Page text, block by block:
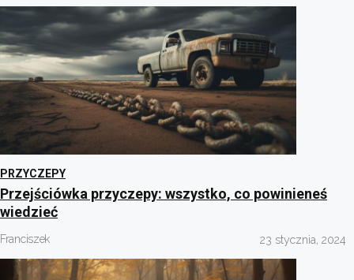
PRZYCZEPY
Przejściówka przyczepy: wszystko, co powinieneś
wiedzieć
Franciszek 23 stycznia, 2024